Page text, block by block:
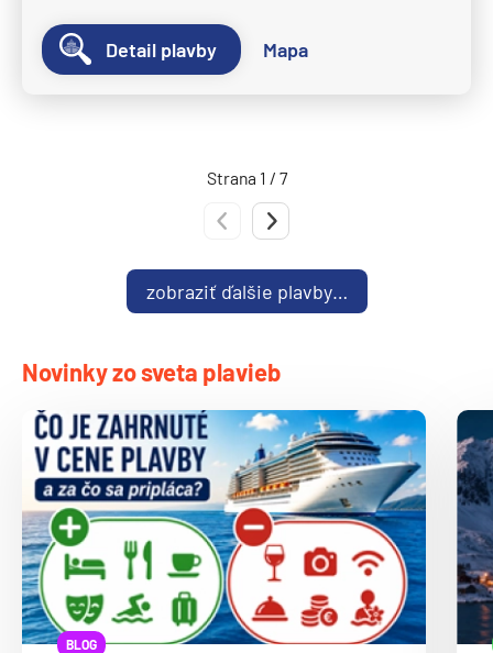
Le Bellot
Le Boreal
Le Commandant Charcot
Le Dumont-D'Urville
Le Jacques Cartier
Le Laperouse
Le Ponant
Le Soleal
L´Austral
The Spirit of Ponant
Princess
Caribbean Princess
Coral Princess
Crown Princess
Detail plavby Mapa
Strana 1 / 7
Predchádzajúca strana
zobraziť ďalšie plavby…
Novinky zo sveta plavieb
BLOG